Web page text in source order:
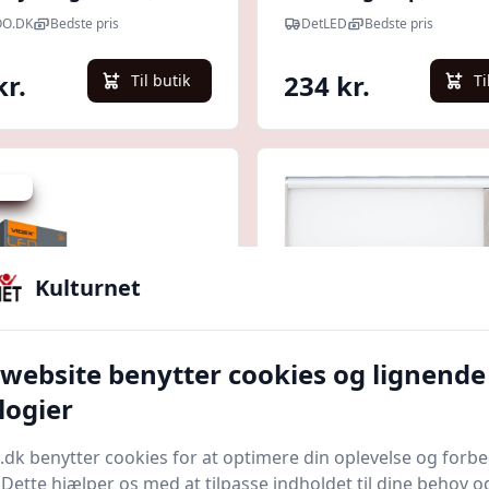
mikroblgesensor,
Bedste pris
Til butik
Kvadratisk, IP44,
295x295mm,
mikrobølgesensor -
Neutral
DetLED Bedste pris
234 kr.
udendørs /
/ Solceller / Led lys
2 stk. LED
sensorlampe
Kulturnet
benytter cookies og lignende
benytter cookies for at optimere din oplevelse og
hjælper os med at tilpasse indholdet til dine behov